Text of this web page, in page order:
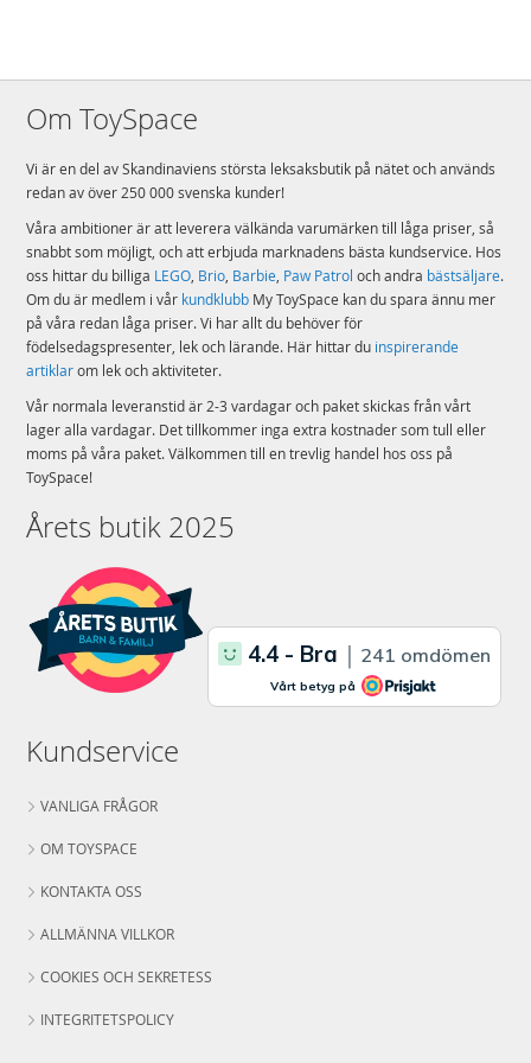
Testad kvalitet – LEGO® klossar och delar uppfyller stränga
branschstandarder för att säkerställa att de är lätta och säkra att sätta
Testad säkerhet – LEGO® delar tappas, värms, krossas, vrids och
säkerhetsstandarder
Detaljer:
Antal klossar: 403
Ålder: från 8 år
Mer
information
Modell
EAN 5702017462455
Varumärke LEGO
Om ToySpace
Vi är en del av Skandinaviens största leksaksbutik på nätet och används
redan av över 250 000 svenska kunder!
Våra ambitioner är att leverera välkända varumärken till låga priser, så
snabbt som möjligt, och att erbjuda marknadens bästa kundservice. Hos
oss hittar du billiga LEGO, Brio, Barbie, Paw Patrol och andra bästsäljare.
Om du är medlem i vår kundklubb My ToySpace kan du spara ännu mer
på våra redan låga priser. Vi har allt du behöver för
födelsedagspresenter, lek och lärande. Här hittar du inspirerande
artiklarom lek och aktiviteter.
Vår normala leveranstid är 2-3 vardagar och paket skickas från vårt
lager alla vardagar. Det tillkommer inga extra kostnader som tull eller
moms på våra paket. Välkommen till en trevlig handel hos oss på
ToySpace!
Årets butik 2025
Kundservice
VANLIGA FRÅGOR
OM TOYSPACE
KONTAKTA OSS
ALLMÄNNA VILLKOR
COOKIES OCH SEKRETESS
INTEGRITETSPOLICY